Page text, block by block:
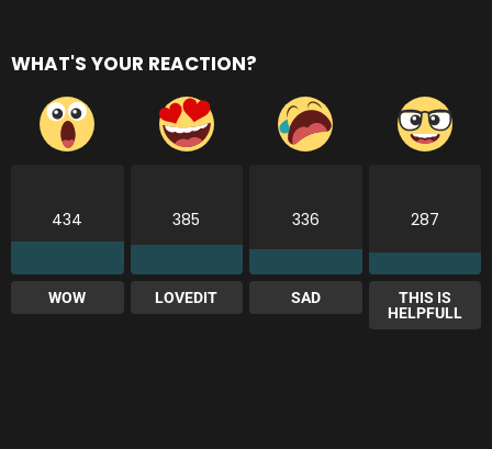
WHAT'S YOUR REACTION?
434
WOW
385
LOVEDIT
336
SAD
287
THIS IS
HELPFULL